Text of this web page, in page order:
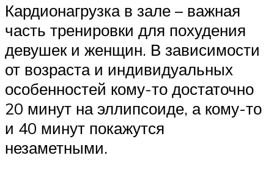
Кардионагрузка в зале – важная
часть тренировки для похудения
девушек и женщин. В зависимости
от возраста и индивидуальных
особенностей кому-то достаточно
20 минут на эллипсоиде, а кому-то
и 40 минут покажутся
незаметными.